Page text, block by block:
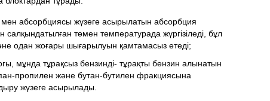
мен абсорбциясы жүзеге асырылатын абсорбция
төмен температурада жүргізіледі, бұл
одан жоғары шығарылуын қамтамасыз етеді;
мұнда тұрақсыз бензинді- тұрақты бензин алынатын
пропилен және бутан-бутилен фракциясына
жүзеге асырылады.